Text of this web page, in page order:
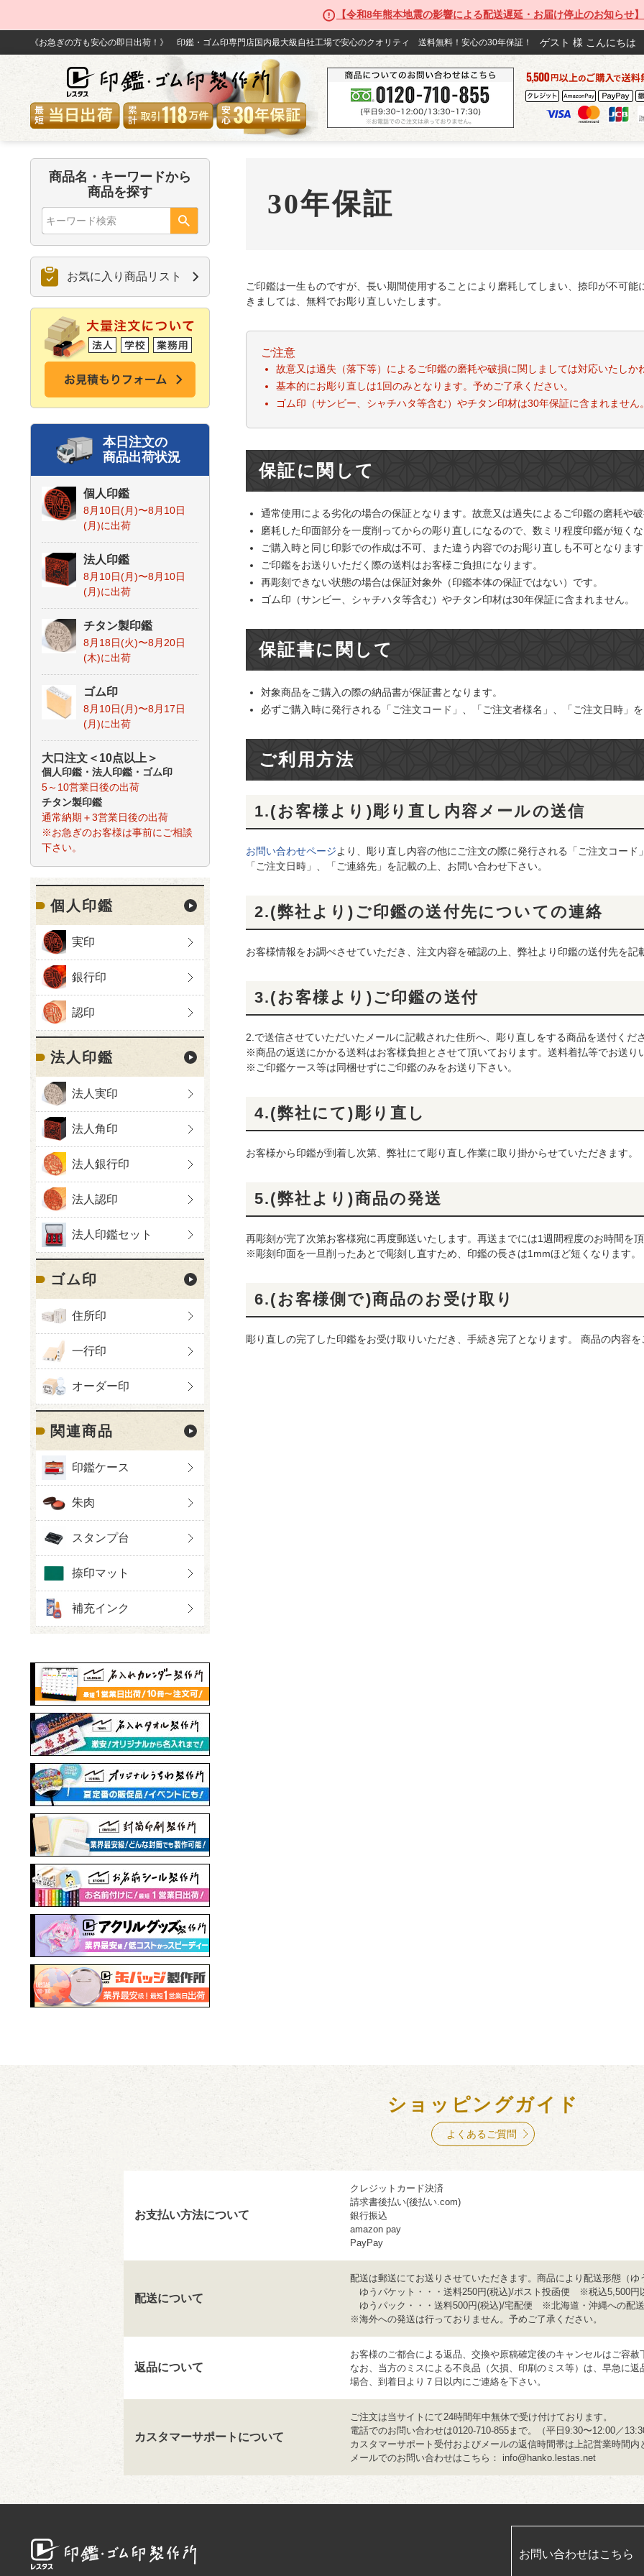
【令和8年熊本地震の影響による配送遅延・お届け停止のお知らせ】
《お急ぎの方も安心の即日出荷！》 印鑑・ゴム印専門店国内最大級自社工場で安心のクオリティ 送料無料！安心の30年保証！ ゲスト 様 こ
商品名・キーワードから
商品を探す
お気に入り商品リスト
本日注文の
商品出荷状況
個人印鑑
8月10日(月)〜8月10日
(月)に出荷
法人印鑑
8月10日(月)〜8月10日
(月)に出荷
チタン製印鑑
8月18日(火)〜8月20日
(木)に出荷
ゴム印
8月10日(月)〜8月17日
(月)に出荷
大口注文＜10点以上＞
個人印鑑 ・ 法人印鑑 ・ ゴム印
5～10営業日後の出荷
チタン製印鑑
通常納期＋3営業日後の出荷
※お急ぎのお客様は事前にご相談
下さい。
個人印鑑
実印
銀行印
認印
法人印鑑
法人実印
法人角印
法人銀行印
法人認印
法人印鑑セット
ゴム印
住所印
一行印
オーダー印
関連商品
印鑑ケース
朱肉
スタンプ台
捺印マット
補充インク
30年保証
ご印鑑は一生ものですが、長い期間使用することにより磨耗してしまい、捺印が不可
きましては、無料でお彫り直しいたします。
ご注意
故意又は過失（落下等）によるご印鑑の磨耗や破損に関しましては対応いたしか
基本的にお彫り直しは1回のみとなります。予めご了承ください。
ゴム印（サンビー、シャチハタ等含む）やチタン印材は30年保証に含まれません。
保証に関して
通常使用による劣化の場合の保証となります。故意又は過失によるご印鑑の磨耗や
磨耗した印面部分を一度削ってからの彫り直しになるので、数ミリ程度印鑑が短くな
ご購入時と同じ印影での作成は不可、また違う内容でのお彫り直しも不可となります
ご印鑑をお送りいただく際の送料はお客様ご負担になります。
再彫刻できない状態の場合は保証対象外（印鑑本体の保証ではない）です。
ゴム印（サンビー、シャチハタ等含む）やチタン印材は30年保証に含まれません。
保証書に関して
対象商品をご購入の際の納品書が保証書となります。
必ずご購入時に発行される「ご注文コード」、「ご注文者様名」、「ご注文日時」を
ご利用方法
1.(お客様より)彫り直し内容メールの送信
お問い合わせページより、彫り直し内容の他にご注文の際に発行される「ご注文コー
「ご注文日時」、「ご連絡先」を記載の上、お問い合わせ下さい。
2.(弊社より)ご印鑑の送付先についての連絡
お客様情報をお調べさせていただき、注文内容を確認の上、弊社より印鑑の送付先を記
3.(お客様より)ご印鑑の送付
2.で送信させていただいたメールに記載された住所へ、彫り直しをする商品を送付くださ
※商品の返送にかかる送料はお客様負担とさせて頂いております。送料着払等でお送り
※ご印鑑ケース等は同梱せずにご印鑑のみをお送り下さい。
4.(弊社にて)彫り直し
お客様から印鑑が到着し次第、弊社にて彫り直し作業に取り掛からせていただきます。
5.(弊社より)商品の発送
再彫刻が完了次第お客様宛に再度郵送いたします。再送までには1週間程度のお時間を頂
※彫刻印面を一旦削ったあとで彫刻し直すため、印鑑の長さは1mmほど短くなります。
6.(お客様側で)商品のお受け取り
彫り直しの完了した印鑑をお受け取りいただき、手続き完了となります。 商品の内容を
ショッピングガイド
よくあるご質問
お支払い方法について
クレジットカード決済
請求書後払い(後払い.com)
銀行振込
amazon pay
PayPay
配送について
配送は郵送にてお送りさせていただきます。商品により配送形態（ゆ
ゆうパケット・・・送料250円(税込)/ポスト投函便 ※税込5,500円
ゆうパック・・・送料500円(税込)/宅配便 ※北海道・沖縄への配
※海外への発送は行っておりません。予めご了承ください。
返品について
お客様のご都合による返品、交換や原稿確定後のキャンセルはご容赦
なお、当方のミスによる不良品（欠損、印刷のミス等）は、早急に
場合、到着日より７日以内にご連絡を下さい。
カスタマーサポートについて
ご注文は当サイトにて24時間年中無休で受け付けております。
電話でのお問い合わせは0120-710-855まで。（平日9:30〜12:00／
カスタマーサポート受付およびメールの返信時間帯は上記営業時間内
メールでのお問い合わせはこちら： info@hanko.lestas.net
お問い合わせはこちら